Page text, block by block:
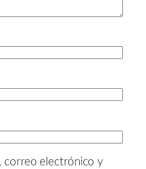
correo electrónico y